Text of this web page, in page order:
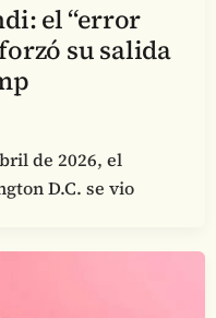
el “error
su salida
de 2026, el
D.C. se vio